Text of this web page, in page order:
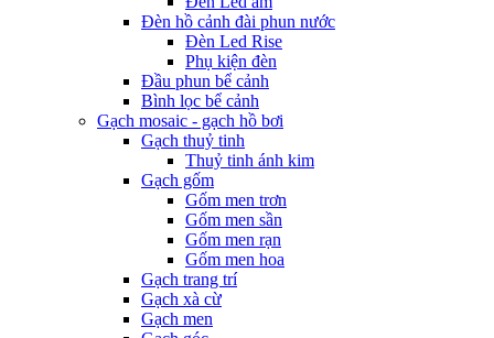
Đèn hồ cảnh đài phun nước
Đèn Led Rise
Phụ kiện đèn
Đầu phun bể cảnh
Bình lọc bể cảnh
Gạch mosaic - gạch hồ bơi
Gạch thuỷ tinh
Thuỷ tinh ánh kim
Gạch gốm
Gốm men trơn
Gốm men sần
Gốm men rạn
Gốm men hoa
Gạch trang trí
Gạch xà cừ
Gạch men